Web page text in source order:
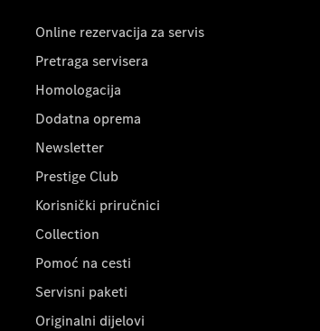
Online rezervacija za servis
Pretraga servisera
Homologacija
Dodatna oprema
Newsletter
Prestige Club
Korisnički priručnici
Collection
Pomoć na cesti
Servisni paketi
Originalni dijelovi